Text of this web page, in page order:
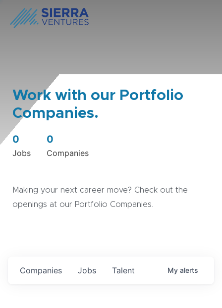
Work with our Portfolio
Companies.
0
Jobs
0
Companies
Making your next career move? Check out the
openings at our Portfolio Companies.
Jobs
Companies Talent My alerts